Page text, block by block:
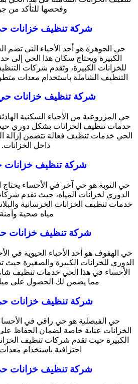
وفحصها للتأكد من
شركة تنظيف خزانات
حي الجوهرة هو أحد الأحياء التي تضم
الكبيرة ويحتاج سكان هذا الحي
للخزانات الكبيرة، وتقدم شركات
التنظيف الشاملة باستخدام معدات
شركة تنظيف خزانات حي
حي المزروعية من الأحياء السكنية
خدمات تنظيف الخزانات بشكل دوري
الحي خدمات تنظيف فعالة تتضمن إزالة
داخل الخزانات.
شركة تنظيف خزانات
حي التوبة هو حي آخر في الأحساء يحتاج
الدوري لخزانات المياه، حيث تقدم
خدمات تنظيف الخزانات الخرسانية
مياه صحية
شركة تنظيف خزانات
حي الهفوف هو أحد الأحياء الحيوية في
الدوري للخزانات الكبيرة والصغيرة
الأحساء في هذا الحي خدمات تنظيف
مما يضمن لك الحصول على
شركة تنظيف خزانات
حي الفيصلية هو حي راقي في
الخزانات عناية خاصة لضمان الحفاظ
الكبيرة حيث تقدم شركات تنظيف
احترافية باستخدام
شركة تنظيف خزانات